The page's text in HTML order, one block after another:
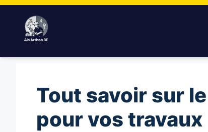
Aller
contenu
Tout savoir sur
pour vos travaux